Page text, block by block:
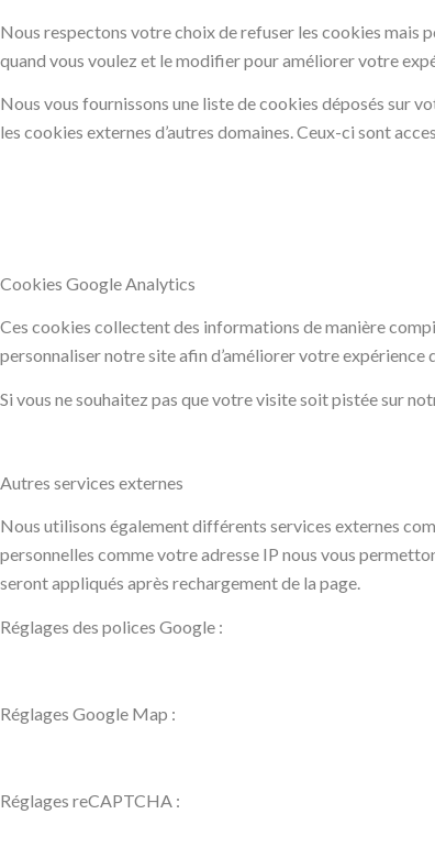
Nous respectons votre choix de refuser les cookies mais
quand vous voulez et le modifier pour améliorer votre
Nous vous fournissons une liste de cookies déposés sur
les cookies externes d’autres domaines. Ceux-ci sont
Cookies Google Analytics
Ces cookies collectent des informations de manière
personnaliser notre site afin d’améliorer votre expérience
Si vous ne souhaitez pas que votre visite soit pistée sur
Autres services externes
Nous utilisons également différents services externes
personnelles comme votre adresse IP nous vous
seront appliqués après rechargement de la page.
Réglages des polices Google :
Réglages Google Map :
Réglages reCAPTCHA :